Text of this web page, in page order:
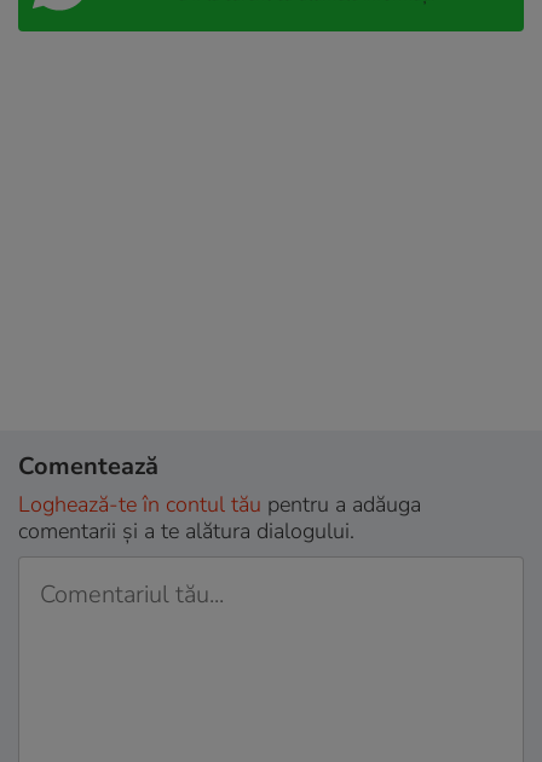
Comentează
Loghează-te în contul tău pentru a adăuga
comentarii și a te alătura dialogului.